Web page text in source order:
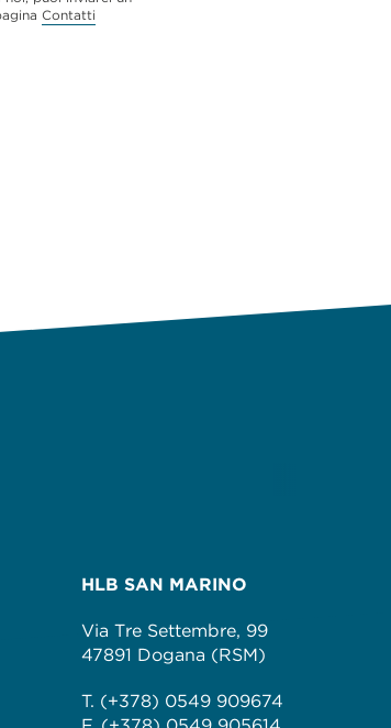
Contatti
HLB SAN MARINO
Via Tre Settembre, 99
47891 Dogana (RSM)
T. (+378) 0549 909674